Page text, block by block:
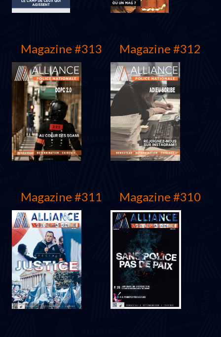
Magazine #313
Mars 2022
Magazine #312
Mars 2022
Magazine #311 Magazine #310